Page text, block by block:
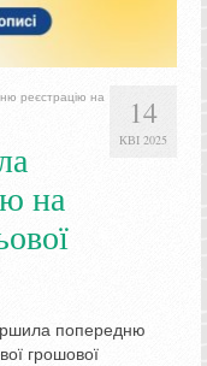
14
КВІ 2025
реєстрацію на
на
попередню
грошової